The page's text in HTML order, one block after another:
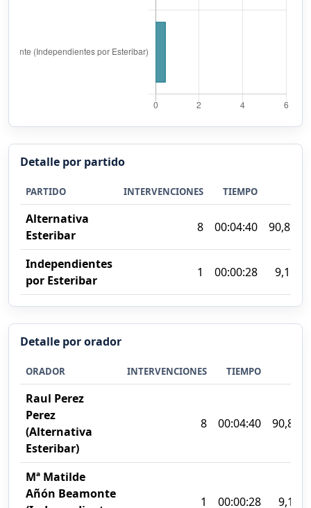
Detalle por partido
PARTIDO INTERVENCIONES TIEMPO
Alternativa
Esteribar
8 00:04:40 90,89%
Independientes
por Esteribar
1 00:00:28 9,11%
Detalle por orador
ORADOR INTERVENCIONES TIEMPO
Raul Perez
Perez
(Alternativa
Esteribar)
8 00:04:40 90,89%
Mª Matilde
Añón Beamonte
1 00:00:28 9,11%